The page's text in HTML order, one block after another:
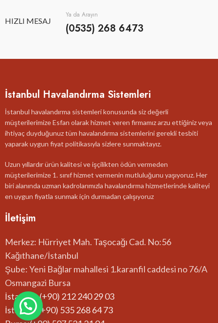
HIZLI MESAJ
Ya da Arayın
(0535) 268 6473
İstanbul Havalandırma Sistemleri
İstanbul havalandırma sistemleri konusunda siz değerli
müşterilerimize Esfan olarak hizmet veren firmamız arzu ettiğiniz veya
ihtiyaç duyduğunuz tüm havalandırma sistemlerini gerekli tesbiti
yaparak uygun fiyat politikasıyla sizlere sunmaktayız.
Uzun yıllardır ürün kalitesi ve işçilikten ödün vermeden
müşterilerimize 1. sınıf hizmet vermenin mutluluğunu yaşıyoruz. Her
biri alanında uzman kadrolarımızla havalandırma hizmetlerinde kaliteyi
en uygun fiyatla sunmak için durmadan çalışıyoruz
İletişim
Merkez: Hürriyet Mah. Taşocağı Cad. No:56
Kağıthane/İstanbul
Şube: Yeni Bağlar mahallesi 1.karanfil caddesi no 76/A
Osmangazi Bursa
İstanbul: (+90) 212 240 29 03
İstanbul:(+90) 535 268 64 73